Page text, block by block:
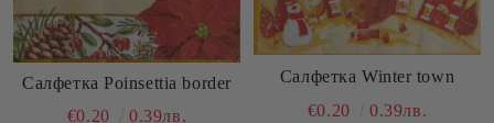
Салфетка Poinsettia border
€0.20
0.39лв.
Салфетка Winter town
€0.20
0.39лв.